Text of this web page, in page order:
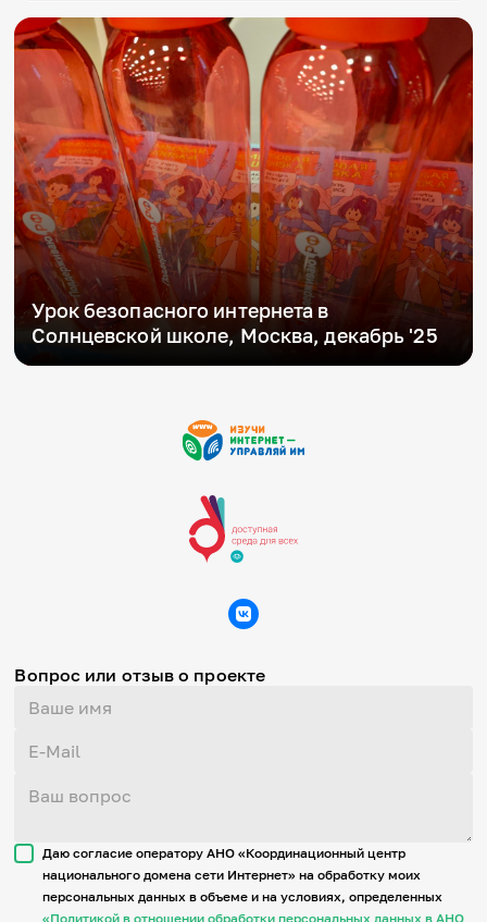
Урок безопасного интернета в
Солнцевской школе, Москва, декабрь '25
Вопрос или отзыв о проекте
Даю согласие оператору АНО «Координационный центр
национального домена сети Интернет» на обработку моих
персональных данных в объеме и на условиях, определенных
«Политикой в отношении обработки персональных данных в АНО